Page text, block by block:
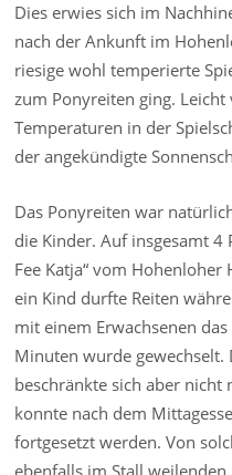
Dies erwies sich im
nach der Ankunft im
riesige wohl temperierte
zum Ponyreiten ging.
Temperaturen in der
der angekündigte
Das Ponyreiten war
die Kinder. Auf insgesamt
Fee Katja“ vom
ein Kind durfte Reiten
mit einem Erwachsenen
Minuten wurde
beschränkte sich aber nicht
konnte nach dem
fortgesetzt werden. Von